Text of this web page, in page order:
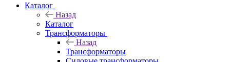
Каталог
Назад
Каталог
Трансформаторы
Назад
Трансформаторы